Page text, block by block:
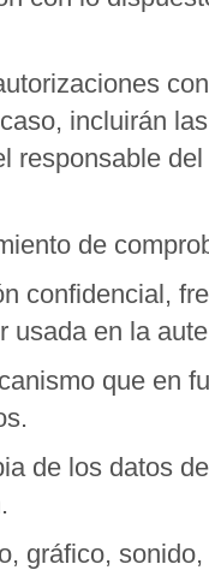
incluirán
responsable
de
confidencial,
usada en la
que en
de los datos
gráfico,